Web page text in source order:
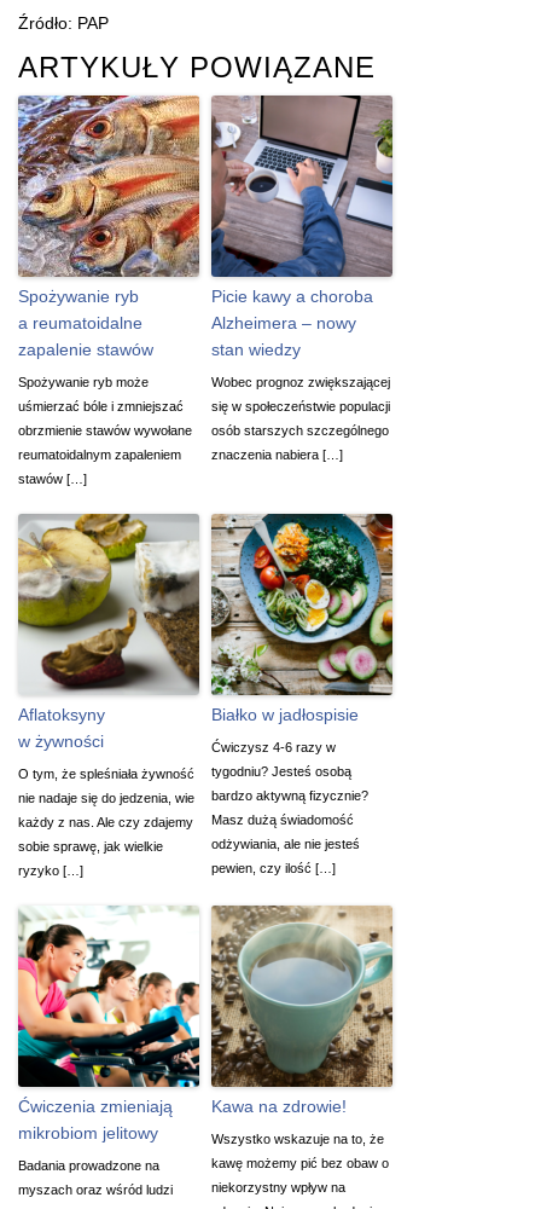
Źródło: PAP
ARTYKUŁY POWIĄZANE
Spożywanie ryb
a reumatoidalne
zapalenie stawów
Spożywanie ryb może
uśmierzać bóle i zmniejszać
obrzmienie stawów wywołane
reumatoidalnym zapaleniem
stawów […]
Picie kawy a choroba
Alzheimera – nowy
stan wiedzy
Wobec prognoz zwiększającej
się w społeczeństwie populacji
osób starszych szczególnego
znaczenia nabiera […]
Aflatoksyny
w żywności
O tym, że spleśniała żywność
nie nadaje się do jedzenia, wie
każdy z nas. Ale czy zdajemy
sobie sprawę, jak wielkie
ryzyko […]
Białko w jadłospisie
Ćwiczysz 4-6 razy w
tygodniu? Jesteś osobą
bardzo aktywną fizycznie?
Masz dużą świadomość
odżywiania, ale nie jesteś
pewien, czy ilość […]
Ćwiczenia zmieniają
mikrobiom jelitowy
Badania prowadzone na
myszach oraz wśród ludzi
Kawa na zdrowie!
Wszystko wskazuje na to, że
kawę możemy pić bez obaw o
niekorzystny wpływ na